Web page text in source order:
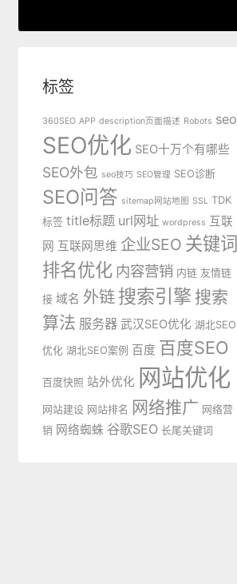
标签
360SEO APP description页面描述 Robots seo
SEO优化 SEO十万个有哪些
SEO外包 seo技巧 SEO管理 SEO诊断
SEO问答 sitemap网站地图 SSL TDK
标签 title标题 url网址 wordpress 互联
网 互联网思维 企业SEO 关键词
排名优化 内容营销 内链 友情链
接 域名 外链 搜索引擎 搜索
算法 服务器 武汉SEO优化 湖北SEO
优化 湖北SEO案例 百度 百度SEO
百度快照 站外优化 网站优化
网站建设 网站排名 网络推广 网络营
销 网络蜘蛛 谷歌SEO 长尾关键词